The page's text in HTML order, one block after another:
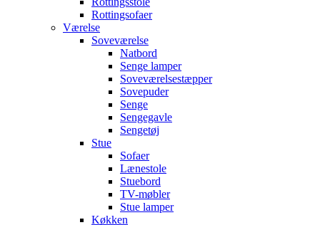
Rottingsofaer
Værelse
Soveværelse
Natbord
Senge lamper
Soveværelsestæpper
Sovepuder
Senge
Sengegavle
Sengetøj
Stue
Sofaer
Lænestole
Stuebord
TV-møbler
Stue lamper
Køkken